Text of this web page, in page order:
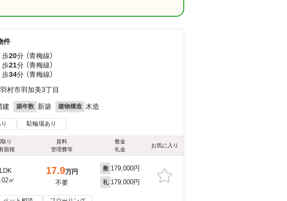
件
歩20分 （青梅線）
歩21分 （青梅線）
歩34分 （青梅線）
村市羽加美3丁目
建 築年数 新築 建物構造 木造
駐輪場あり
り
面積
賃料
管理費等
敷金
礼金
お気に入り
㎡
17.9万円
不要
敷 179,000円
礼 179,000円